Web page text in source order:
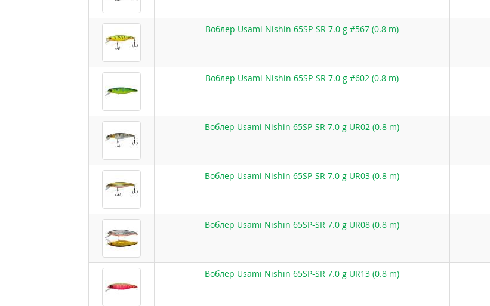
Воблер Usami Nishin 65SP-SR 7.0 g #567 (0.8 m)
Воблер Usami Nishin 65SP-SR 7.0 g #602 (0.8 m)
Воблер Usami Nishin 65SP-SR 7.0 g UR02 (0.8 m)
Воблер Usami Nishin 65SP-SR 7.0 g UR03 (0.8 m)
Воблер Usami Nishin 65SP-SR 7.0 g UR08 (0.8 m)
Воблер Usami Nishin 65SP-SR 7.0 g UR13 (0.8 m)